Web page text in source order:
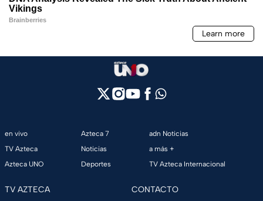
en vivo
TV Azteca
Azteca UNO
Azteca 7
Noticias
Deportes
adn Noticias
a más +
TV Azteca Internacional
TV AZTECA CONTACTO